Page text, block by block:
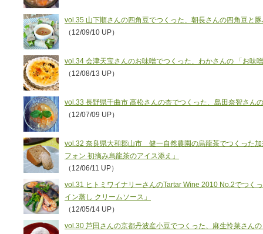
vol.35 山下順さんの四角豆でつくった、朝長さんの四角豆と
（12/09/10 UP）
vol.34 会津天宝さんのお味噌でつくった、わかさんの 「お味
（12/08/13 UP）
vol.33 長野県千曲市 高松さんの杏でつくった、島田奈智さん
（12/07/09 UP）
vol.32 奈良県大和郡山市 健一自然農園の烏龍茶でつくった
フォン 初摘み烏龍茶のアイス添え」
（12/06/11 UP）
vol.31 ヒトミワイナリーさんのTartar Wine 2010 No.2でつく
イン蒸し クリームソース」
（12/05/14 UP）
vol.30 芦田さんの京都丹波産小豆でつくった、麻生怜菜さん